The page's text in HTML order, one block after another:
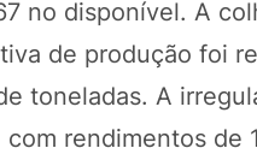
no disponível. A
de produção foi
toneladas. A
rendimentos de